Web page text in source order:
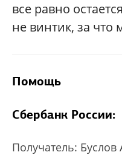
все равно
не винтик, за что
Помощь
Сбербанк России:
Получатель: Буслов